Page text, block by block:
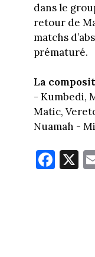
dans le
retour de
matchs
prématuré.
La
- Kumbedi,
Matic,
Nuamah -
Fa
ce
X